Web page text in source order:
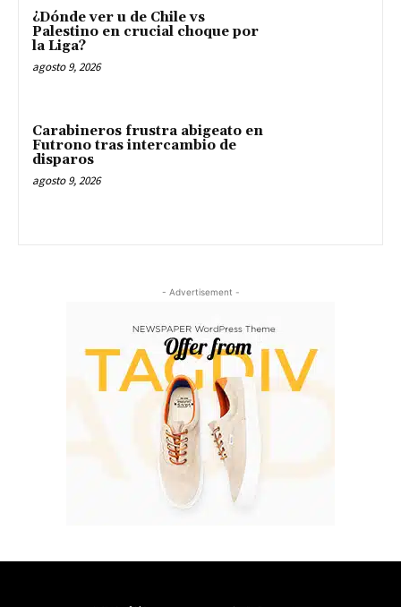
¿Dónde ver u de Chile vs
Palestino en crucial choque por
la Liga?
agosto 9, 2026
Carabineros frustra abigeato en
Futrono tras intercambio de
disparos
agosto 9, 2026
- Advertisement -